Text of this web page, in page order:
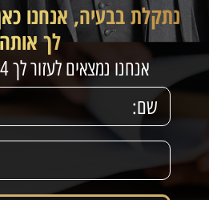
נתקלת בבעיה, אנחנו
לך
אנחנו נמצאים לעזור לך 24 שעות ביממה